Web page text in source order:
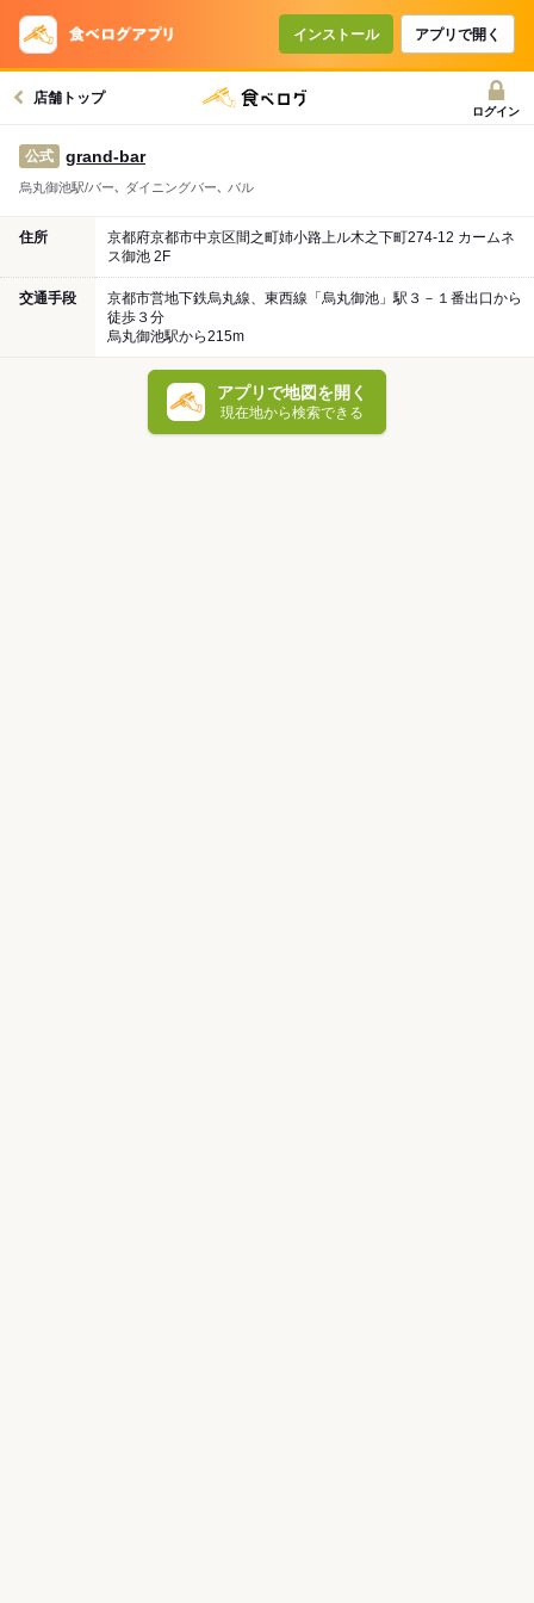
インストール アプリで開く
店舗トップ
ログイン
公式 grand-bar
烏丸御池駅/バー､ ダイニングバー､ バル
住所
京都府京都市中京区間之町姉小路上ル木之下町274-12 カームネ
ス御池 2F
交通手段
京都市営地下鉄烏丸線、東西線「烏丸御池」駅３－１番出口から
徒歩３分
烏丸御池駅から215m
アプリで地図を開く
現在地から検索できる